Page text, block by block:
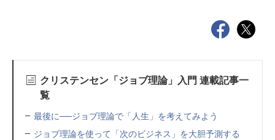
クリステンセン「ジョブ理論」入門 連載記事一
覧
最後に──ジョブ理論で「人生」を考えてみよう
ジョブ理論を使って「次のビジネス」を大胆予測する